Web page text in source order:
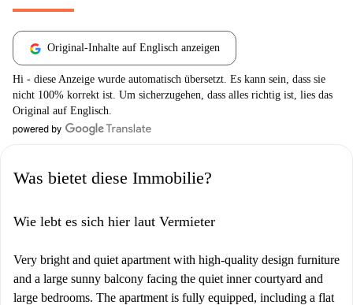
Original-Inhalte auf Englisch anzeigen
Hi - diese Anzeige wurde automatisch übersetzt. Es kann sein, dass sie
nicht 100% korrekt ist. Um sicherzugehen, dass alles richtig ist, lies das
Original auf Englisch.
Was bietet diese Immobilie?
Wie lebt es sich hier laut Vermieter
Very bright and quiet apartment with high-quality design furniture
and a large sunny balcony facing the quiet inner courtyard and
large bedrooms. The apartment is fully equipped, including a flat